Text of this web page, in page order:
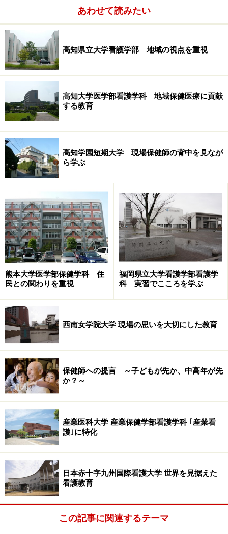
孤島の太陽
高知県宿毛市の離島、沖の島
小説が出版された翌年、1968(昭和43)年には映画化もさ
れ、日活映画『孤島の太陽』としても公開されていま
す。主演は樫山文枝、ほかに宇野重吉、勝呂誉、前田
吟、芦川いづみなど、当時の映画界を代表するそうそう
たるメンバー。影響力は大きく、駐在保健婦の活動がど
のようなものか、多くの人が知りました。また、後にテ
レビドラマとしても発表され、小林千登勢が主演。ほか
す。
残念ながらこれらの作品はビデオやDVD化されていない
ようで、レンタルなどで観ることはできません。しか
し、地元ではイベントで特別上映会をすることもあるよ
うで、他県の方に比べると認知度は高いといえます。
＊実際、高知で看護師をしている私の従姉もかつて映画
を観た記憶があると話していました。
私が取材した方のなかには、子供の頃に孤島の太陽の映
画を観たことで保健師を志し、実際に自分が沖の島の担
当になった方もいました。今はさすがに駐在制度はなく
あわせて読みたい
高知県立大学看護学部 地域の視点を重視
高知大学医学部看護学科 地域保健医療に貢献
する教育
高知学園短期大学 現場保健師の背中を見なが
ら学ぶ
熊本大学医学部保健学科 住
民との関わりを重視
福岡県立大学看護学部看護学
科 実習でこころを学ぶ
西南女学院大学 現場の思いを大切にした教育
保健師への提言 ～子どもが先か、中高年が先
か？～
産業医科大学 産業保健学部看護学科 ｢産業看
護｣に特化
日本赤十字九州国際看護大学 世界を見据えた
看護教育
この記事に関連するテーマ